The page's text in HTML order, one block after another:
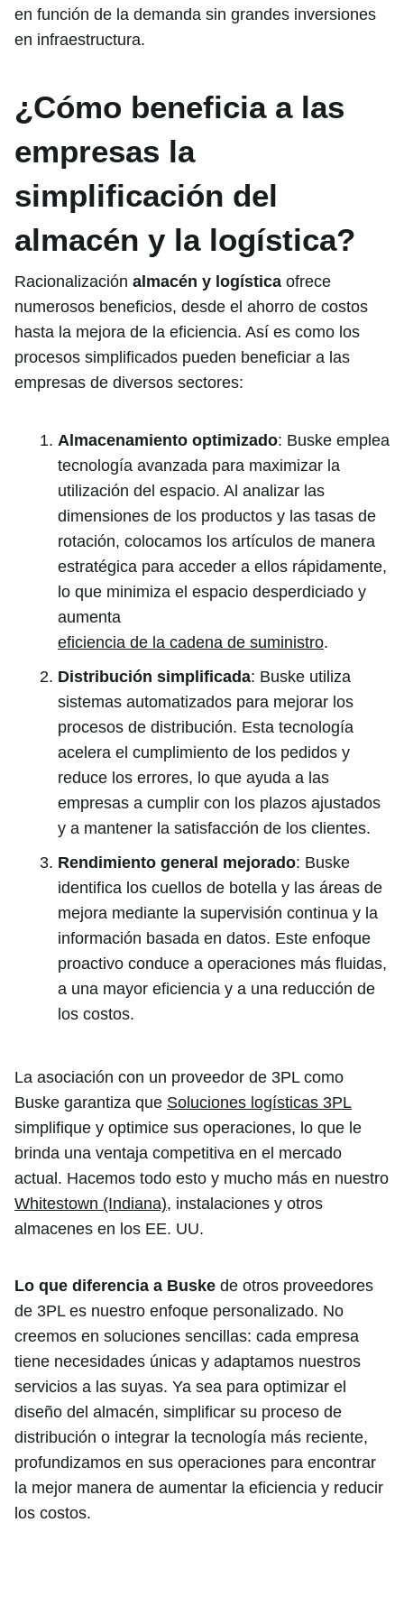
en función de la demanda sin grandes inversiones
en infraestructura.
¿Cómo beneficia a las
empresas la
simplificación del
almacén y la logística?
Racionalización almacén y logística ofrece
numerosos beneficios, desde el ahorro de costos
hasta la mejora de la eficiencia. Así es como los
procesos simplificados pueden beneficiar a las
empresas de diversos sectores:
Almacenamiento optimizado: Buske emplea
tecnología avanzada para maximizar la
utilización del espacio. Al analizar las
dimensiones de los productos y las tasas de
rotación, colocamos los artículos de manera
estratégica para acceder a ellos rápidamente,
lo que minimiza el espacio desperdiciado y
aumenta
eficiencia de la cadena de suministro.
Distribución simplificada: Buske utiliza
sistemas automatizados para mejorar los
procesos de distribución. Esta tecnología
acelera el cumplimiento de los pedidos y
reduce los errores, lo que ayuda a las
empresas a cumplir con los plazos ajustados
y a mantener la satisfacción de los clientes.
Rendimiento general mejorado: Buske
identifica los cuellos de botella y las áreas de
mejora mediante la supervisión continua y la
información basada en datos. Este enfoque
proactivo conduce a operaciones más fluidas,
a una mayor eficiencia y a una reducción de
los costos.
La asociación con un proveedor de 3PL como
Buske garantiza que Soluciones logísticas 3PL
simplifique y optimice sus operaciones, lo que le
brinda una ventaja competitiva en el mercado
actual. Hacemos todo esto y mucho más en nuestro
Whitestown (Indiana), instalaciones y otros
almacenes en los EE. UU.
Lo que diferencia a Buske de otros proveedores
de 3PL es nuestro enfoque personalizado. No
creemos en soluciones sencillas: cada empresa
tiene necesidades únicas y adaptamos nuestros
servicios a las suyas. Ya sea para optimizar el
diseño del almacén, simplificar su proceso de
distribución o integrar la tecnología más reciente,
profundizamos en sus operaciones para encontrar
la mejor manera de aumentar la eficiencia y reducir
los costos.